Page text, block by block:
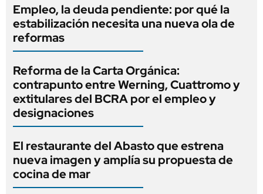
Empleo, la deuda pendiente: por qué la
estabilización necesita una nueva ola de
reformas
Reforma de la Carta Orgánica:
contrapunto entre Werning, Cuattromo y
extitulares del BCRA por el empleo y
designaciones
El restaurante del Abasto que estrena
nueva imagen y amplía su propuesta de
cocina de mar